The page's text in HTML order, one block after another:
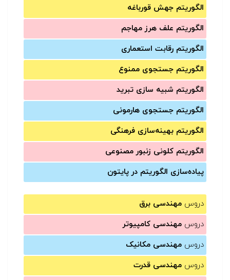
الگوریتم جهش قورباغه
الگوریتم علف هرز مهاجم
الگوریتم رقابت استعماری
الگوریتم جستجوی ممنوع
الگوریتم شبیه سازی تبرید
الگوریتم جستجوی هارمونی
الگوریتم بهینه‌سازی فرهنگی
الگوریتم کلونی زنبور مصنوعی
پیاده‌سازی الگوریتم در پایتون
دروس مهندسی برق
دروس مهندسی کامپیوتر
دروس مهندسی مکانیک
دروس مهندسی قدرت